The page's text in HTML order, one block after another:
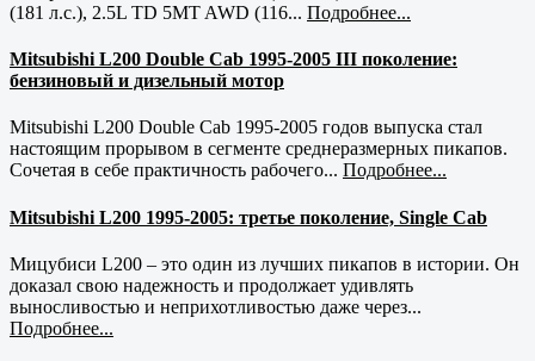
(181 л.с.), 2.5L TD 5MT AWD (116... Подробнее...
Mitsubishi L200 Double Cab 1995-2005 III поколение:
бензиновый и дизельный мотор
Mitsubishi L200 Double Cab 1995-2005 годов выпуска стал
настоящим прорывом в сегменте среднеразмерных пикапов.
Сочетая в себе практичность рабочего... Подробнее...
Mitsubishi L200 1995-2005: третье поколение, Single Cab
Мицубиси L200 – это один из лучших пикапов в истории. Он
доказал свою надежность и продолжает удивлять
выносливостью и неприхотливостью даже через...
Подробнее...